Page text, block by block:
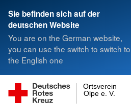
Sie befinden sich auf der
deutschen Website
You are on the German website,
you can use the switch to switch to
the English one
Olpe e. V.
Ortsverein